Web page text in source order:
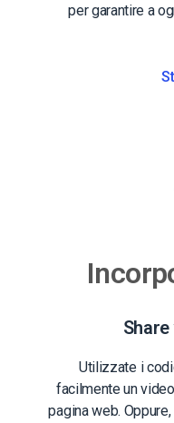
per garantire a
Utilizzate i
facilmente un
pagina web.